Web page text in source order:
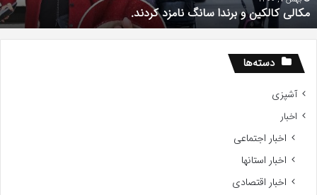
مکالی کالکین و برندا سانگ نامزد کردند.
دسته‌ها
آشپزی
اخبار
اخبار اجتماعی
اخبار استانها
اخبار اقتصادی